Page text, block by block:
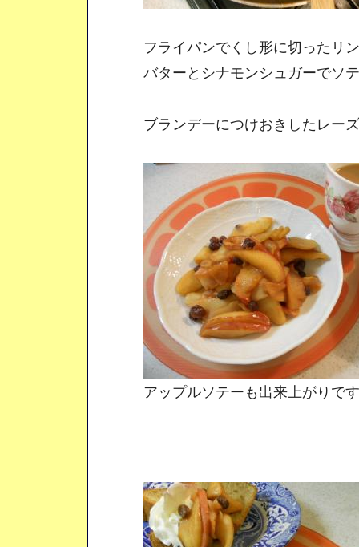
フライパンでくし形に切ったリン
バターとシナモンシュガーでソテ
ブランデーにつけおきしたレー
アップルソテーも出来上がりです